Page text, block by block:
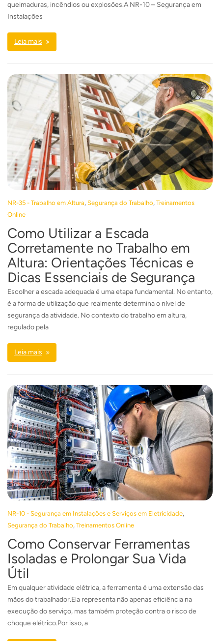
queimaduras, incêndios ou explosões.A NR-10 – Segurança em
Instalações
Leia mais
NR-35 - Trabalho em Altura, Segurança do Trabalho, Treinamentos
Online
Como Utilizar a Escada
Corretamente no Trabalho em
Altura: Orientações Técnicas e
Dicas Essenciais de Segurança
Escolher a escada adequada é uma etapa fundamental. No entanto,
é a forma de utilização que realmente determina o nível de
segurança da atividade. No contexto do trabalho em altura,
regulado pela
Leia mais
NR-10 - Segurança em Instalações e Serviços em Eletricidade,
Segurança do Trabalho, Treinamentos Online
Como Conservar Ferramentas
Isoladas e Prolongar Sua Vida
Útil
Em qualquer atividade elétrica, a ferramenta é uma extensão das
mãos do trabalhador.Ela representa não apenas eficiência na
execução do serviço, mas também proteção contra o risco de
choque elétrico.Por isso, a